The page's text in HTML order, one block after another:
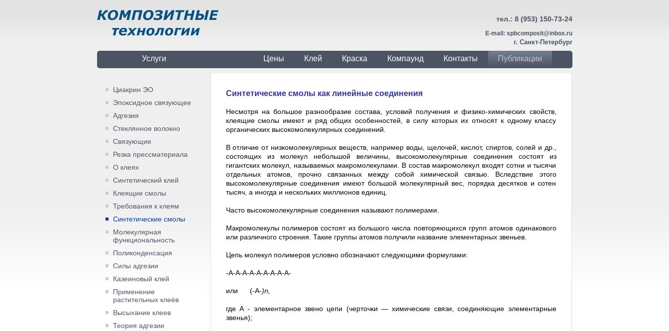
тел.: 8 (953) 150-73-24
E-mail: spbcomposit@inbox.ru
г. Санкт-Петербург
Услуги Цены Клей Краска Компаунд Контакты Публикации
Циакрин ЭО
Эпоксидное связующее
Адгезия
Стеклянное волокно
Связующие
Резка прессматериала
О клеях
Синтетический клей
Клеящие смолы
Требования к клеям
Синтетические смолы
Молекулярная
функциональность
Поликонденсация
Силы адгезии
Казеиновый клей
Применение
растительных клеёв
Высыхание клеев
Теория адгезии
Синтетические смолы как линейные соединения
Несмотря на большое разнообразие состава, условий полу­чения и физико-химических свойств,
клеящие смолы имеют и ряд общих особенностей, в силу которых их относят к одному классу
органических высокомолекулярных соединений.
В отличие от низкомолекулярных веществ, например воды, щелочей, кислот, спиртов, солей и др.,
состоящих из молекул небольшой величины, высокомолекулярные соединения состоят из
гигантских молекул, называемых макромолекулами. В состав макромолекул входят сотни и тысячи
отдельных ато­мов, прочно связанных между собой химической связью. Вслед­ствие этого
высокомолекулярные соединения имеют большой молекулярный вес, порядка десятков и сотен
тысяч, а иногда и нескольких миллионов единиц.
Часто высокомолекулярные соединения называют поли­мерами.
Макромолекулы полимеров состоят из большого числа по­вторяющихся групп атомов одинакового
или различного строе­ния. Такие группы атомов получили название элементар­ных звеньев.
Цепь молекул полимеров условно обозначают следующими формулами:
-А-А-А-А-А-А-А-А-А-
или (-A-)n,
где А - элементарное звено цепи (черточки — химические связи, соединяющие элементарные
звенья);